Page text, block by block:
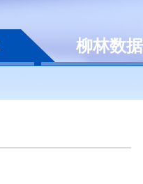
柳林数据